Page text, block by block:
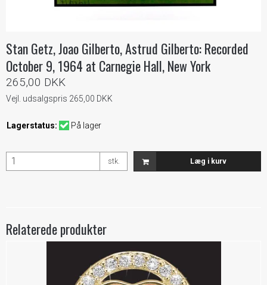
Stan Getz, Joao Gilberto, Astrud Gilberto: Recorded
October 9, 1964 at Carnegie Hall, New York
265,00 DKK
Vejl. udsalgspris 265,00 DKK
Lagerstatus: På lager
stk. Læg i kurv
Relaterede produkter